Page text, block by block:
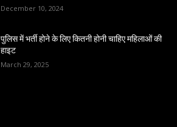
December 10, 2024
पुलिस में भर्ती होने के लिए कितनी होनी चाहिए महिलाओं की
हाइट
March 29, 2025